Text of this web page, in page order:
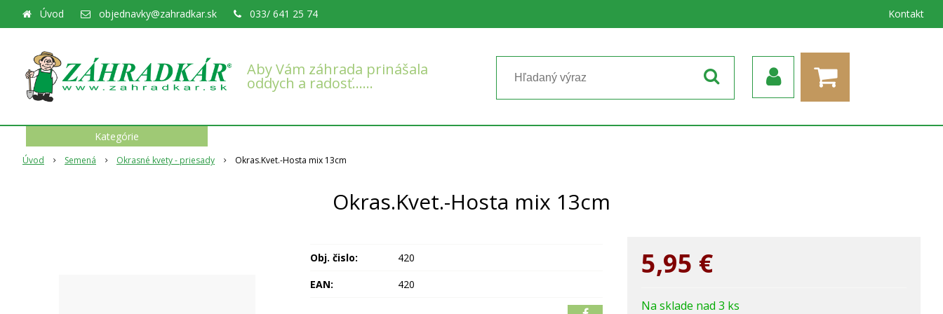
Aby Vám záhrada prinášala
oddych a radosť……
Úvod objednavky@zahradkar.sk 033/ 641 25 74 Kontakt
Úvod Semená Okrasné kvety - priesady Okras.Kvet.-Hosta mix 13cm
Okras.Kvet.-Hosta mix 13cm
5,95 €
Na sklade nad 3 ks
Obj. čislo:
420
EAN:
420
Kategórie